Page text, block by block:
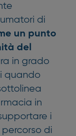
di
un punto
del
in grado
quando
in
i
di